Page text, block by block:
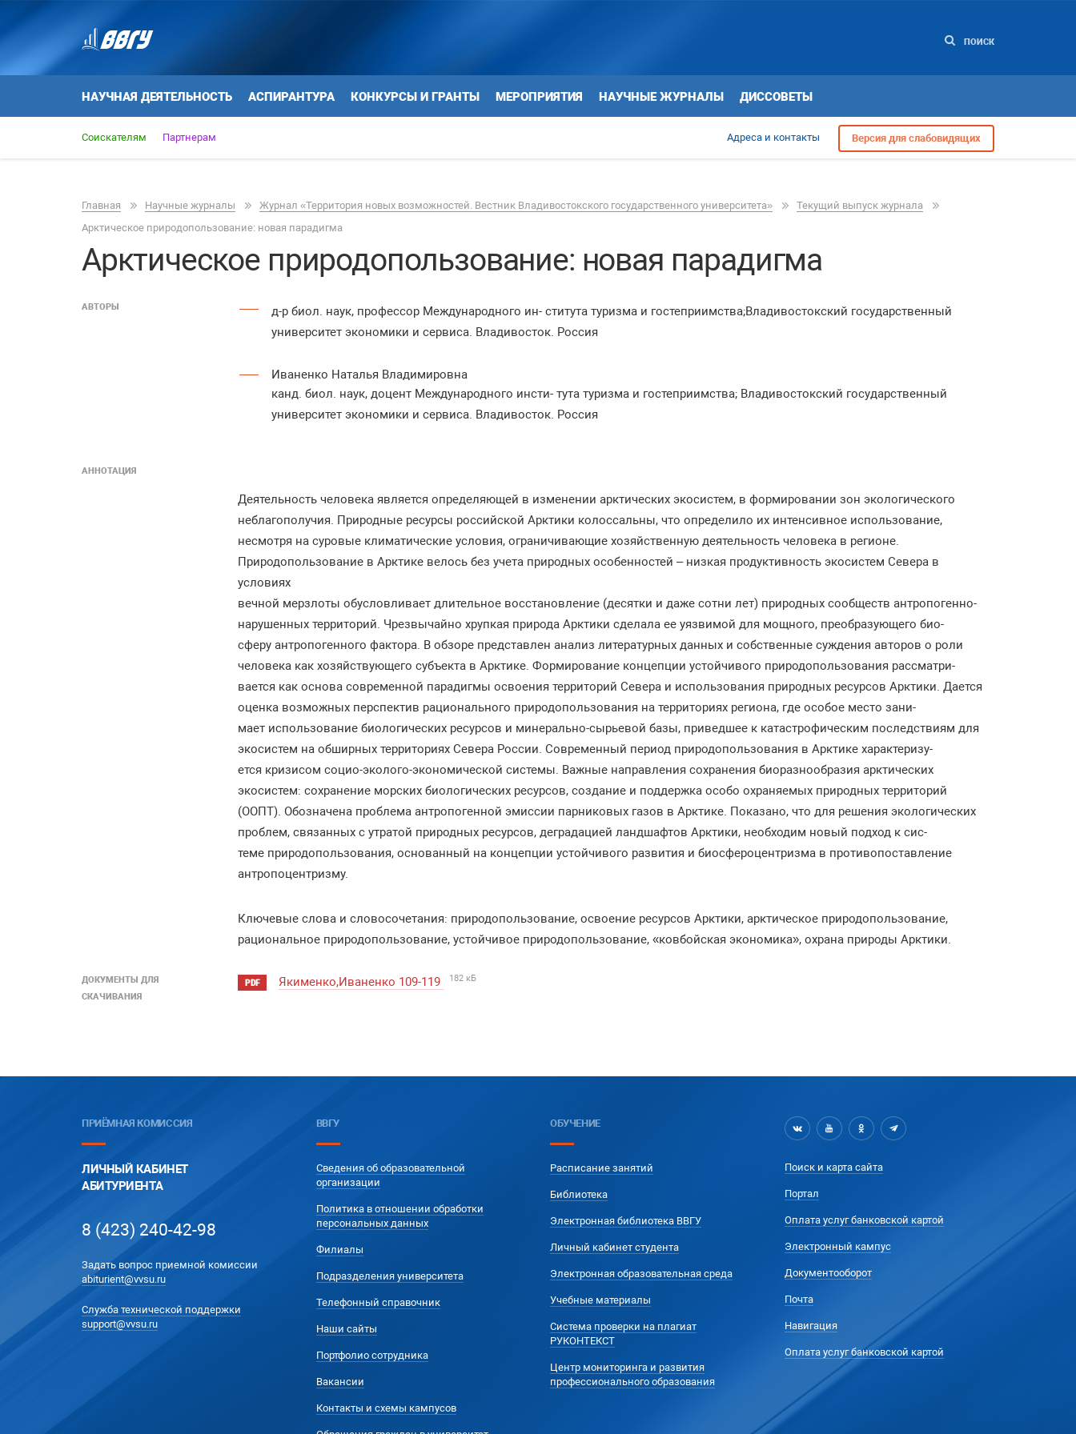
ПОИСК
НАУЧНАЯ ДЕЯТЕЛЬНОСТЬ АСПИРАНТУРА КОНКУРСЫ И ГРАНТЫ МЕРОПРИЯТИЯ НАУЧНЫЕ ЖУРНАЛЫ ДИССОВЕТЫ
Соискателям Партнерам Адреса и контакты Версия для слабовидящих
Главная Научные журналы Журнал «Территория новых возможностей. Вестник Владивостокского государственного университета»
Текущий выпуск журнала
Арктическое природопользование: новая парадигма
Арктическое природопользование: новая парадигма
АВТОРЫ
д-р биол. наук, профессор Международного ин- ститута туризма и гостеприимства;Владивостокский государственный
университет экономики и сервиса. Владивосток. Россия
Иваненко Наталья Владимировна
канд. биол. наук, доцент Международного инсти- тута туризма и гостеприимства; Владивостокский государственный
университет экономики и сервиса. Владивосток. Россия
АННОТАЦИЯ
Деятельность человека является определяющей в изменении арктических экосистем, в формировании зон экологического
неблагополучия. Природные ресурсы российской Арктики колоссальны, что определило их интенсивное использование,
несмотря на суровые климатические условия, ограничивающие хозяйственную деятельность человека в регионе.
Природопользование в Арктике велось без учета природных особенностей – низкая продуктивность экосистем Севера в
условиях
вечной мерзлоты обусловливает длительное восстановление (десятки и даже сотни лет) природных сообществ антропогенно-
нарушенных территорий. Чрезвычайно хрупкая природа Арктики сделала ее уязвимой для мощного, преобразующего био-
сферу антропогенного фактора. В обзоре представлен анализ литературных данных и собственные суждения авторов о роли
человека как хозяйствующего субъекта в Арктике. Формирование концепции устойчивого природопользования рассматри-
вается как основа современной парадигмы освоения территорий Севера и использования природных ресурсов Арктики. Дается
оценка возможных перспектив рационального природопользования на территориях региона, где особое место зани-
мает использование биологических ресурсов и минерально-сырьевой базы, приведшее к катастрофическим последствиям для
экосистем на обширных территориях Севера России. Современный период природопользования в Арктике характеризу-
ется кризисом социо-эколого-экономической системы. Важные направления сохранения биоразнообразия арктических
экосистем: сохранение морских биологических ресурсов, создание и поддержка особо охраняемых природных территорий
(ООПТ). Обозначена проблема антропогенной эмиссии парниковых газов в Арктике. Показано, что для решения экологических
проблем, связанных с утратой природных ресурсов, деградацией ландшафтов Арктики, необходим новый подход к сис-
теме природопользования, основанный на концепции устойчивого развития и биосфероцентризма в противопоставление
антропоцентризму.
Ключевые слова и словосочетания: природопользование, освоение ресурсов Арктики, арктическое природопользование,
рациональное природопользование, устойчивое природопользование, «ковбойская экономика», охрана природы Арктики.
ДОКУМЕНТЫ ДЛЯ
СКАЧИВАНИЯ
PDF Якименко,Иваненко 109-119 182 кБ
ПРИЁМНАЯ КОМИССИЯ
ЛИЧНЫЙ КАБИНЕТ
АБИТУРИЕНТА
8 (423) 240-42-98
Задать вопрос приемной комиссии
abiturient@vvsu.ru
Служба технической поддержки
support@vvsu.ru
ВВГУ
Сведения об образовательной
организации
Политика в отношении обработки
персональных данных
Филиалы
Подразделения университета
Телефонный справочник
Наши сайты
Портфолио сотрудника
Вакансии
Контакты и схемы кампусов
ОБУЧЕНИЕ
Расписание занятий
Библиотека
Электронная библиотека ВВГУ
Личный кабинет студента
Электронная образовательная среда
Учебные материалы
Система проверки на плагиат
РУКОНТЕКСТ
Центр мониторинга и развития
профессионального образования
Поиск и карта сайта
Портал
Оплата услуг банковской картой
Электронный кампус
Документооборот
Почта
Навигация
Оплата услуг банковской картой